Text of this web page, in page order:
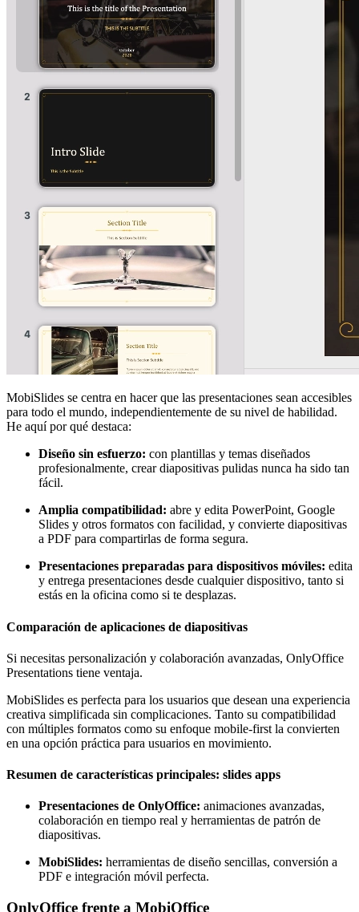
MobiSlides se centra en hacer que las presentaciones sean accesibles
para todo el mundo, independientemente de su nivel de habilidad.
He aquí por qué destaca:
Diseño sin esfuerzo: con plantillas y temas diseñados
profesionalmente, crear diapositivas pulidas nunca ha sido tan
fácil.
Amplia compatibilidad: abre y edita PowerPoint, Google
Slides y otros formatos con facilidad, y convierte diapositivas
a PDF para compartirlas de forma segura.
Presentaciones preparadas para dispositivos móviles: edita
y entrega presentaciones desde cualquier dispositivo, tanto si
estás en la oficina como si te desplazas.
Comparación de aplicaciones de diapositivas
Si necesitas personalización y colaboración avanzadas, OnlyOffice
Presentations tiene ventaja.
MobiSlides es perfecta para los usuarios que desean una experiencia
creativa simplificada sin complicaciones. Tanto su compatibilidad
con múltiples formatos como su enfoque mobile-first la convierten
en una opción práctica para usuarios en movimiento.
Resumen de características principales: slides apps
Presentaciones de OnlyOffice: animaciones avanzadas,
colaboración en tiempo real y herramientas de patrón de
diapositivas.
MobiSlides: herramientas de diseño sencillas, conversión a
PDF e integración móvil perfecta.
OnlyOffice frente a MobiOffice